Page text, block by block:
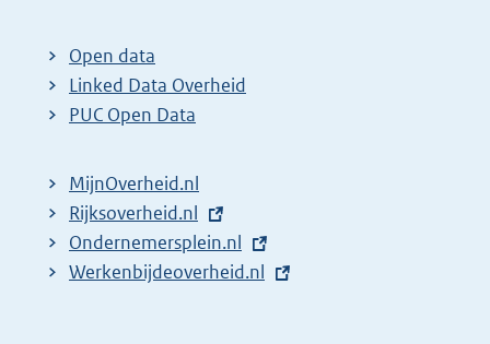
t
e
r
l
i
n
k
Open data
Linked Data Overheid
PUC Open Data
MijnOverheid.nl
E
x
t
Rijksoverheid.nl
E
x
Ondernemersplein.nl
E
Werkenbijdeoverheid.nl